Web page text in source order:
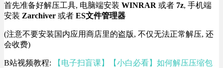
首先准备好解压工具, 电脑端安装 WINRAR 或者 7z, 手机端
安装 Zarchiver 或者 ES文件管理器
(注意不要安装国内应用商店里的盗版, 不仅无法正常解压, 还
会收费)
B站视频教程: 【电子扫盲课】【小白必看】如何解压压缩包